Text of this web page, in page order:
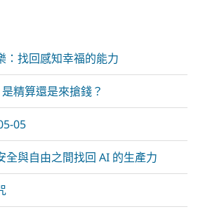
：找回感知幸福的能力
精算還是來搶錢？
05
全與自由之間找回 AI 的生產力